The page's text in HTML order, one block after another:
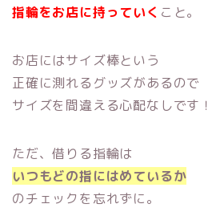
指輪をお店に持っていく こと。
お店にはサイズ棒という
正確に測れるグッズがあるので
サイズを間違える心配なしです！
ただ、借りる指輪は
いつもどの指にはめているか
のチェックを忘れずに。